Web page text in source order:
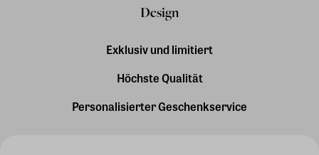
Design
Exklusiv und limitiert
Höchste Qualität
Personalisierter Geschenkservice